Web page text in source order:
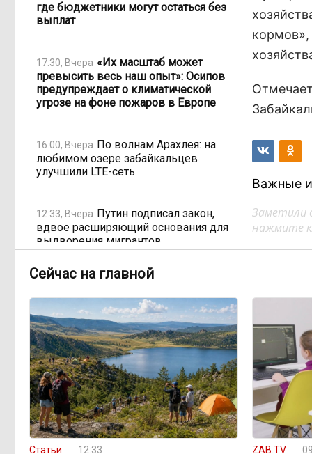
где бюджетники могут остаться без
выплат
17:30, Вчера «Их масштаб может
превысить весь наш опыт»: Осипов
предупреждает о климатической
угрозе на фоне пожаров в Европе
16:00, Вчера По волнам Арахлея: на
любимом озере забайкальцев
улучшили LTE-сеть
12:33, Вчера Путин подписал закон,
вдвое расширяющий основания для
выдворения мигрантов
12:32, Вчера
Читинская
администрация хочет
отремонтировать кабинет за 6,8
миллиона: что скрывает смета?
11:47, Вчера «Нефтемаркет» отвечает:
региональные власти неточно
изложили ситуацию с топливным
кризисом
09:33, Вчера Учителя в Забайкалье
кормов»,
Важные
Заметили
нажмите
Сейчас на главной
Статьи 12:33 ZAB.TV